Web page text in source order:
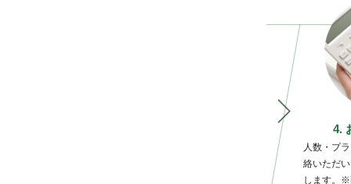
4.
人数・プ
絡いただ
します。※